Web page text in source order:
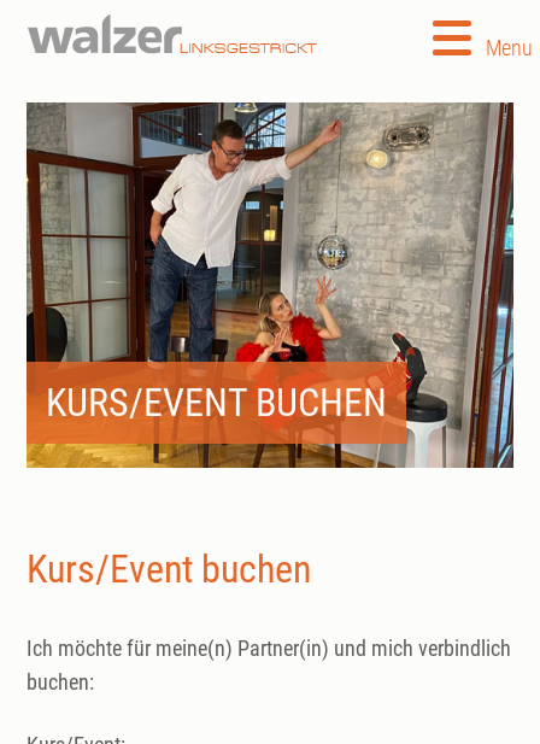
Menu
KURS/EVENT BUCHEN
Kurs/Event buchen
Ich möchte für meine(n) Partner(in) und mich verbindlich
buchen: